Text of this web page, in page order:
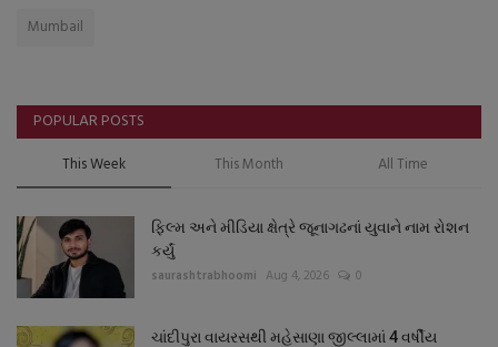
Mumbail
POPULAR POSTS
This Week This Month All Time
ફિલ્મ અને મીડિયા ક્ષેત્રે જૂનાગઢનાં યુવાને નામ રોશન
કર્યું
saurashtrabhoomi Aug 4, 2026 0
ચાંદીપુરા વાયરસથી મહેસાણા જીલ્લામાં 4 વર્ષીય